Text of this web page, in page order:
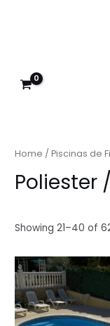
Home /Piscinas de
Poliester
Showing 21–40 of